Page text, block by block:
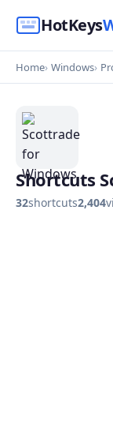
HotKeys
Home Windows
Shortcuts
32shortcuts2,404